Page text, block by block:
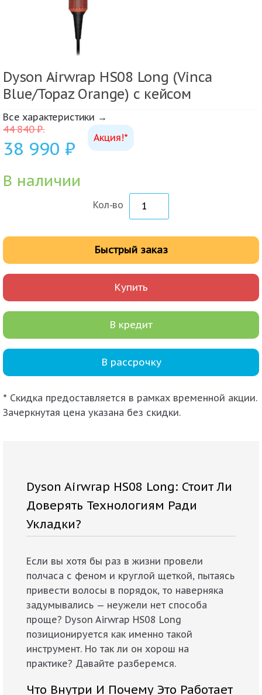
Dyson Airwrap HS08 Long (Vinca
Blue/Topaz Orange) с кейсом
Все характеристики →
Акция!*
44 840₽.
38 990 ₽
В наличии
Кол-во
Купить
Быстрый заказ
В кредит
В рассрочку
* Скидка предоставляется в рамках временной акции.
Зачеркнутая цена указана без скидки.
Dyson Airwrap HS08 Long: Стоит Ли
Доверять Технологиям Ради
Укладки?
Если вы хотя бы раз в жизни провели
полчаса с феном и круглой щеткой, пытаясь
привести волосы в порядок, то наверняка
задумывались — неужели нет способа
проще? Dyson Airwrap HS08 Long
позиционируется как именно такой
инструмент. Но так ли он хорош на
практике? Давайте разберемся.
Что Внутри И Почему Это Работает